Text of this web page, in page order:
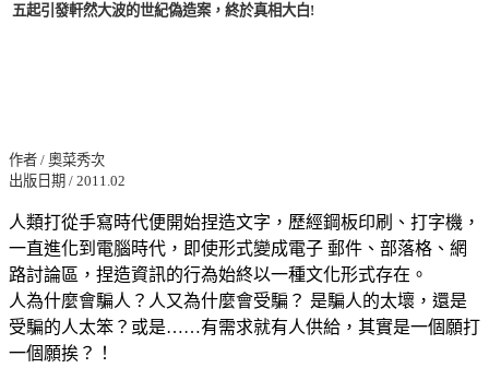
五起引發軒然大波的世紀偽造案，終於真相大白!
作者 / 奧菜秀次
出版日期 / 2011.02
人類打從手寫時代便開始捏造文字，歷經鋼板印刷、打字機，
一直進化到電腦時代，即使形式變成電子 郵件、部落格、網
路討論區，捏造資訊的行為始終以一種文化形式存在。
人為什麼會騙人？人又為什麼會受騙？ 是騙人的太壞，還是
受騙的人太笨？或是……有需求就有人供給，其實是一個願打
一個願挨？！